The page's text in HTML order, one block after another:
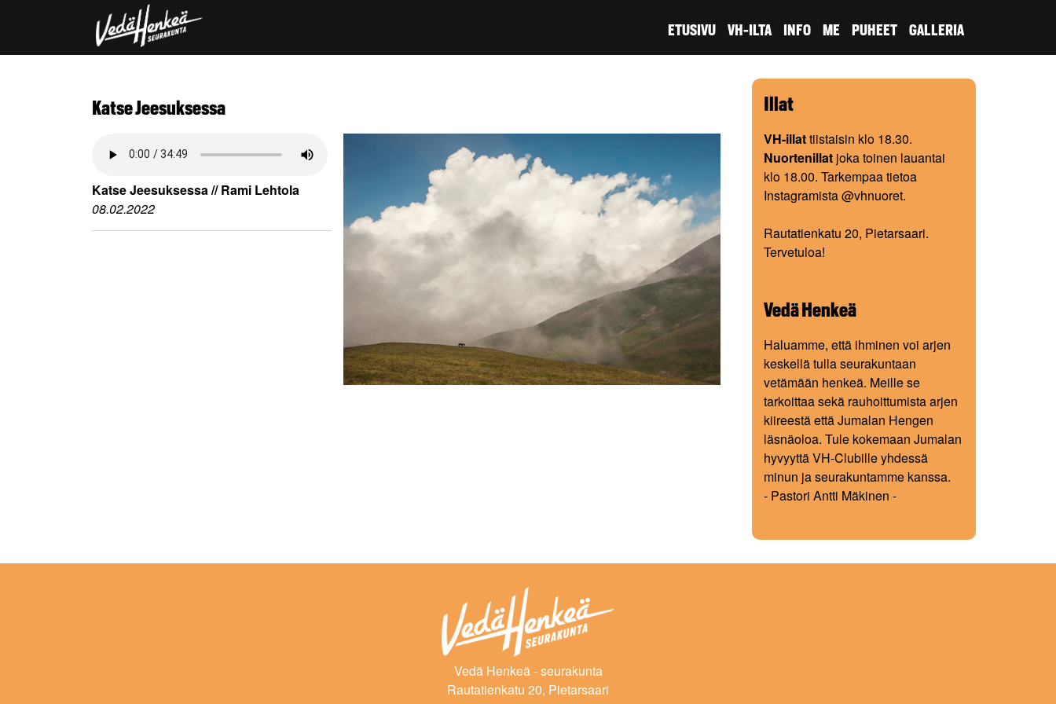
ETUSIVU VH-ILTA INFO ME PUHEET GALLERIA
Katse Jeesuksessa
Katse Jeesuksessa // Rami Lehtola
08.02.2022
Illat
VH-illattiistaisin klo 18.30.
Nuortenillat joka toinen lauantai
klo 18.00. Tarkempaa tietoa
Instagramista @vhnuoret.
Rautatienkatu 20, Pietarsaari.
Tervetuloa!
Vedä Henkeä
Haluamme, että ihminen voi arjen
keskellä tulla seurakuntaan
vetämään henkeä. Meille se
tarkoittaa sekä rauhoittumista arjen
kiireestä että Jumalan Hengen
läsnäoloa. Tule kokemaan Jumalan
hyvyyttä VH-Clubille yhdessä
minun ja seurakuntamme kanssa.
- Pastori Antti Mäkinen -
Vedä Henkeä - seurakunta
Rautatienkatu 20, Pietarsaari